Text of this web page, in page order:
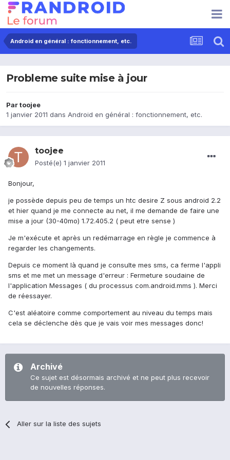
Android en général : fonctionnement, etc.
Probleme suite mise à jour
Partoojee
1 janvier 2011 dans Android en général : fonctionnement, etc.
toojee
Posté(e) 1 janvier 2011
Bonjour,
je possède depuis peu de temps un htc desire Z sous android 2.2
et hier quand je me connecte au net, il me demande de faire une
mise a jour (30-40mo) 1.72.405.2 ( peut etre sense )
Je m'exécute et après un redémarrage en règle je commence à
regarder les changements.
Depuis ce moment là quand je consulte mes sms, ca ferme l'appli
sms et me met un message d'erreur : Fermeture soudaine de
l'application Messages ( du processus com.android.mms ). Merci
de réessayer.
C'est aléatoire comme comportement au niveau du temps mais
cela se déclenche dès que je vais voir mes messages donc!
Archivé
Ce sujet est désormais archivé et ne peut plus recevoir
de nouvelles réponses.
Aller sur la liste des sujets